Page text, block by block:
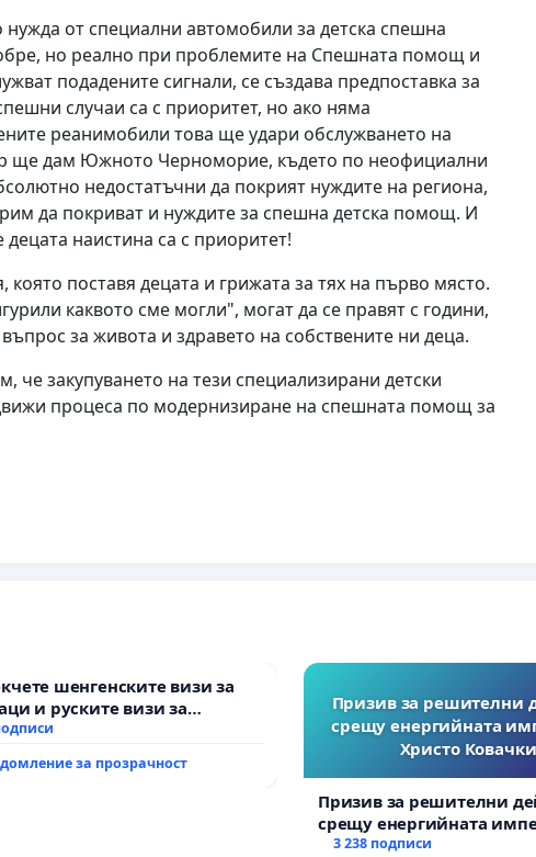
от специални автомобили за детска спешна
но реално при проблемите на Спешната помощ и
подадените сигнали, се създава предпоставка за
случаи са с приоритет, но ако няма
реанимобили това ще удари обслужването на
ще дам Южното Черноморие, където по неофициални
недостатъчни да покрият нуждите на региона,
да покриват и нуждите за спешна детска помощ. И
наистина са с приоритет!
поставя децата и грижата за тях на първо място.
каквото сме могли", могат да се правят с години,
за живота и здравето на собствените ни деца.
че закупуването на тези специализирани детски
процеса по модернизиране на спешната помощ за
шенгенските визи за
и руските визи за
за прозрачност
Призив за решителни
срещу енергийната
Христо
Призив за решителни
срещу енергийната
Христо Ковачки!
3 238 подписи